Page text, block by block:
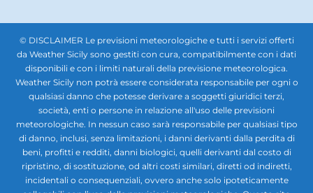
© DISCLAIMER Le previsioni meteorologiche e tutti i servizi offerti
da Weather Sicily sono gestiti con cura, compatibilmente con i dati
disponibili e con i limiti naturali della previsione meteorologica.
Weather Sicily non potrà essere considerata responsabile per ogni o
qualsiasi danno che potesse derivare a soggetti giuridici terzi,
società, enti o persone in relazione all'uso delle previsioni
meteorologiche. In nessun caso sarà responsabile per qualsiasi tipo
di danno, inclusi, senza limitazioni, i danni derivanti dalla perdita di
beni, profitti e redditi, danni biologici, quelli derivanti dal costo di
ripristino, di sostituzione, od altri costi similari, diretti od indiretti,
incidentali o consequenziali, ovvero anche solo ipoteticamente